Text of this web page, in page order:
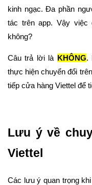
kinh ngạc. Đa phần
tác trên app. Vậy việc
không?
Câu trả lời là KHÔNG.
thực hiện chuyển đổi
tiếp cửa hàng Viettel để
Lưu ý về
Viettel
Các lưu ý quan trọng